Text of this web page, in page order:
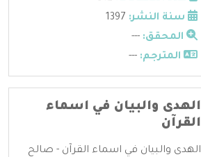
سنة النشر:
المحقق: ---
المترجم: ---
الهدى والبيان في اسماء
القرآن
الهدى والبيان في اسماء القرآن - صالح